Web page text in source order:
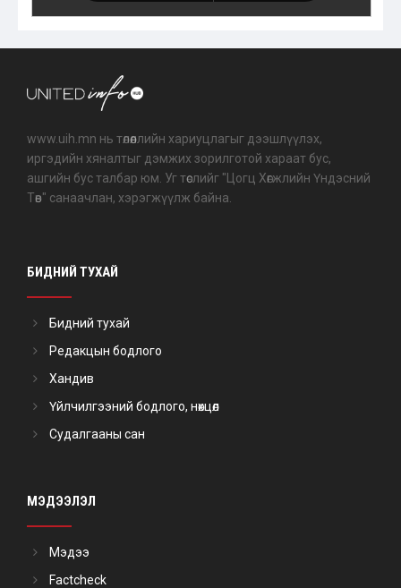
www.uih.mn нь төлөөллийн хариуцлагыг дээшлүүлэх,
иргэдийн хяналтыг дэмжих зорилготой хараат бус,
ашгийн бус талбар юм. Уг төслийг "Цогц Хөгжлийн Үндэсний
Төв" санаачлан, хэрэгжүүлж байна.
БИДНИЙ ТУХАЙ
Бидний тухай
Редакцын бодлого
Хандив
Үйлчилгээний бодлого, нөхцөл
Судалгааны сан
МЭДЭЭЛЭЛ
Мэдээ
Factcheck